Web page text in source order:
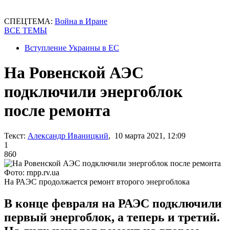
СПЕЦТЕМА: Война в Иране
ВСЕ ТЕМЫ
Вступление Украины в ЕС
На Ровенской АЭС
подключили энергоблок
после ремонта
Текст: Александр Иваницкий, 10 марта 2021, 12:09
1
860
Фото: rnpp.rv.ua
На РАЭС продолжается ремонт второго энергоблока
В конце февраля на РАЭС подключили
первый энергоблок, а теперь и третий.